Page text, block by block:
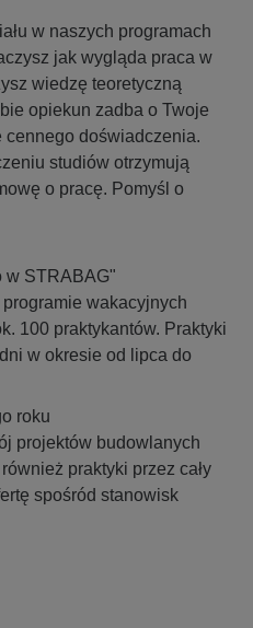
w naszych programach
jak wygląda praca w
wiedzę teoretyczną
opiekun zadba o Twoje
doświadczenia.
studiów otrzymują
o pracę. Pomyśl o
w STRABAG"
wakacyjnych
100 praktykantów. Praktyki
w okresie od lipca do
roku
projektów budowlanych
praktyki przez cały
spośród stanowisk